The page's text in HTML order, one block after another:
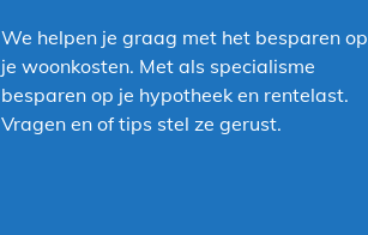
We helpen je graag met het besparen op
je woonkosten. Met als specialisme
besparen op je hypotheek en rentelast.
Vragen en of tips stel ze gerust.